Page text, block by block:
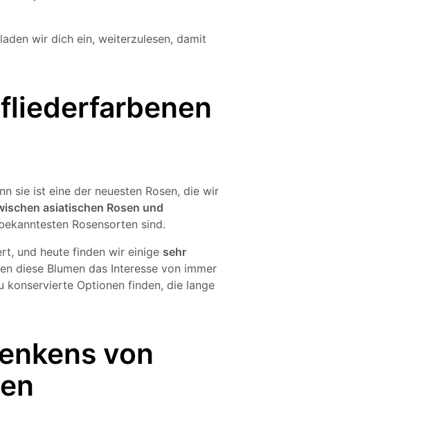
wir dich ein, weiterzulesen, damit
sie ist eine der neuesten Rosen, die wir
asiatischen Rosen und
Rosensorten sind.
und heute finden wir einige sehr
diese Blumen das Interesse von immer
konservierte Optionen finden, die lange
von